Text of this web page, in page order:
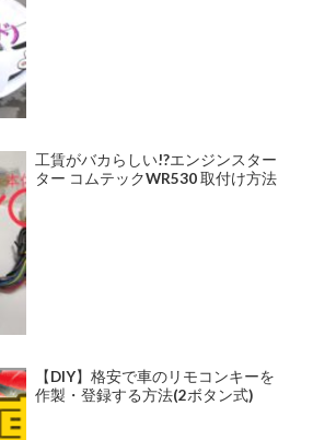
工賃がバカらしい!?エンジンスター
ター コムテックWR530 取付け方法
【DIY】格安で車のリモコンキーを
作製・登録する方法(2ボタン式)